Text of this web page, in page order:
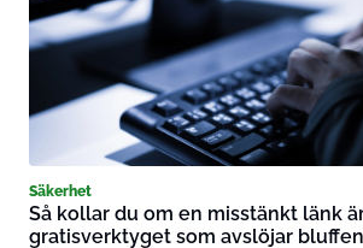
Säkerhet
Så kollar du om en misstänkt länk
gratisverktyget som avslöjar bluffen